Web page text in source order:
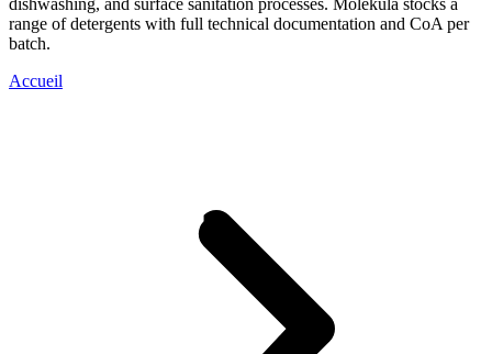
range of detergents with full technical documentation and CoA per
batch.
Accueil